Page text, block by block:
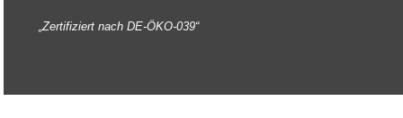
„Zertifiziert nach DE-ÖKO-039“